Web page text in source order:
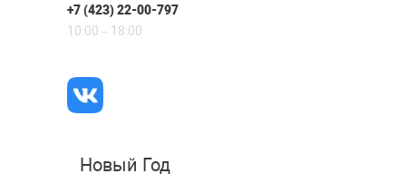
+7 (423) 22-00-797
10:00 – 18:00
Новый Год